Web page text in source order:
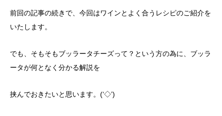
前回の記事の続きで、今回はワインとよく合うレシピのご紹介を
いたします。
でも、そもそもブッラータチーズって？という方の為に、ブッラ
ータが何となく分かる解説を
挟んでおきたいと思います。(‘◇’)ゞ